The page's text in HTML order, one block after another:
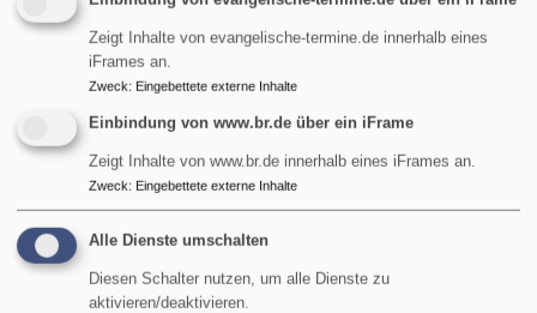
Abschied kein Neuanfang: Auf dieser Welt gibt es
nichts, was wir behalten können.
Loslassen
-
Voraussetzung
Veränderung
Musik und Musiker*innen im
Sommer und im Herbst 2022
Zeigt Inhalte von evangelische-termine.de innerhalb eines
iFrames an.
Zweck: Eingebettete externe Inhalte
Einbindung von www.br.de über ein iFrame
Zeigt Inhalte von www.br.de innerhalb eines iFrames an.
Zweck: Eingebettete externe Inhalte
Alle Dienste umschalten
Diesen Schalter nutzen, um alle Dienste zu
aktivieren/deaktivieren.